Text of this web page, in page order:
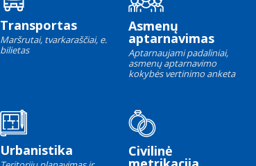
Transportas
Maršrutai, tvarkaraščiai, e.
bilietas
Asmenų
aptarnavimas
Aptarnaujami padaliniai,
asmenų aptarnavimo
kokybės vertinimo anketa
Urbanistika Civilinė